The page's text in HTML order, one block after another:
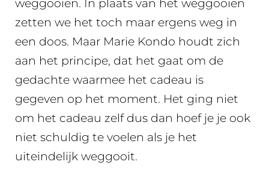
weggooien. In plaats van het weggooien
zetten we het toch maar ergens weg in
een doos. Maar Marie Kondo houdt zich
aan het principe, dat het gaat om de
gedachte waarmee het cadeau is
gegeven op het moment. Het ging niet
om het cadeau zelf dus dan hoef je je ook
niet schuldig te voelen als je het
uiteindelijk weggooit.